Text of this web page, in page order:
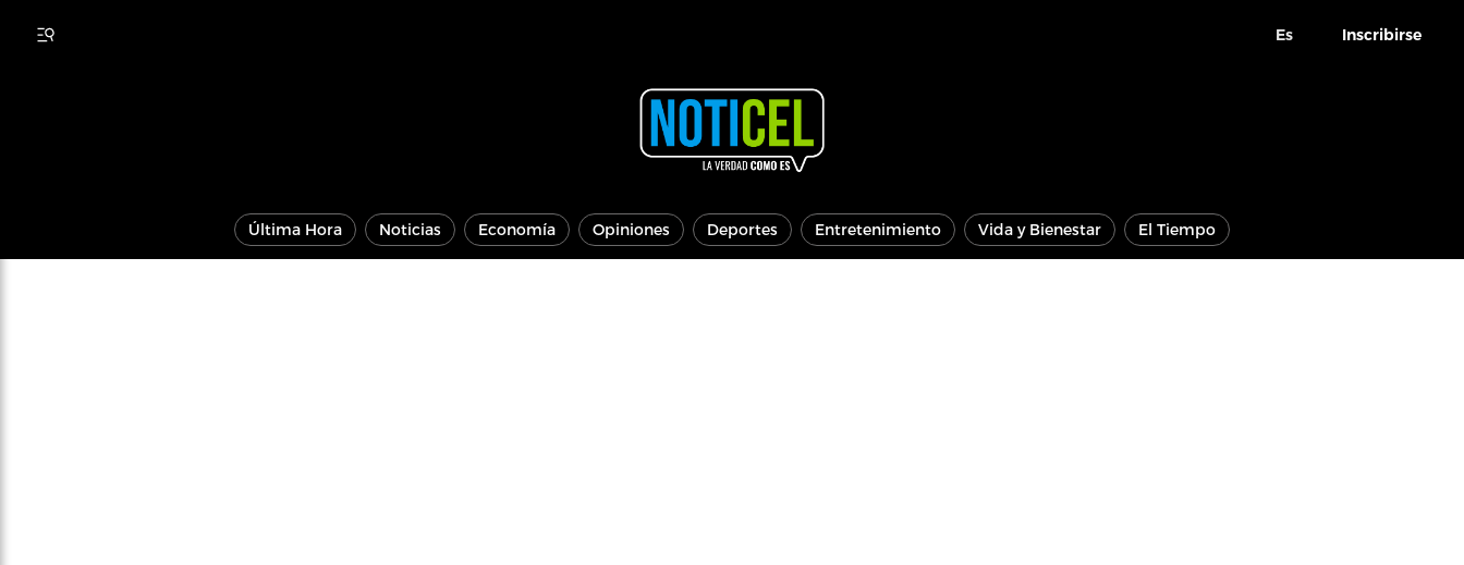
Es Inscribirse
Última Hora Noticias Economía Opiniones Deportes Entretenimiento Vida y Bienestar El Tiempo